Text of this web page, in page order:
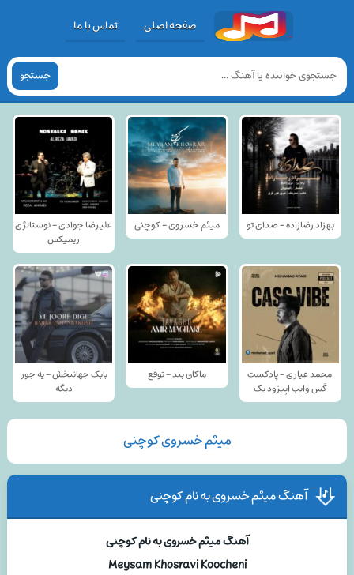
صفحه اصلی تماس با ما
جستجو
بهزاد رضازاده - صدای تو میثم خسروی - کوچنی
علیرضا جوادی - نوستالژی
ریمیکس
محمد عیاری - پادکست
کَس وایب اپیزود یک
ماکان بند - توقع
بابک جهانبخش - یه جور
دیگه
میثم خسروی کوچنی
آهنگ میثم خسروی به نام کوچنی
آهنگ میثم خسروی به نام کوچنی
Meysam Khosravi Koocheni